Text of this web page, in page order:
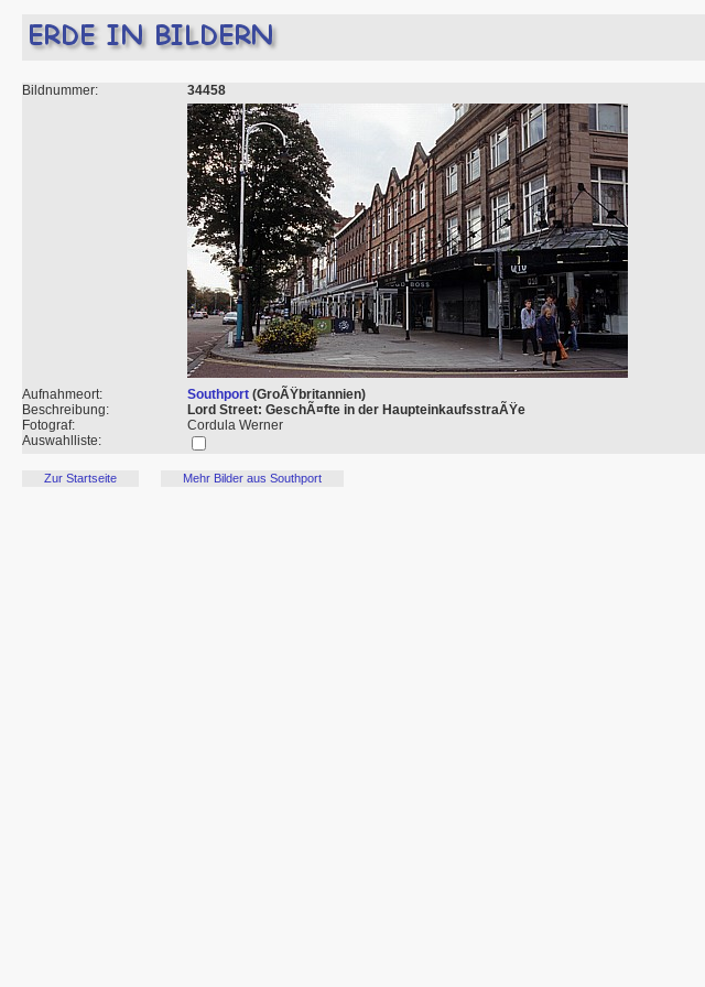
Bildnummer: 34458
Aufnahmeort: Southport (GroÃŸbritannien)
Beschreibung:
Lord Street: GeschÃ¤fte in der HaupteinkaufsstraÃŸe
Fotograf:
Cordula Werner
Auswahlliste:
Zur Startseite Mehr Bilder aus Southport